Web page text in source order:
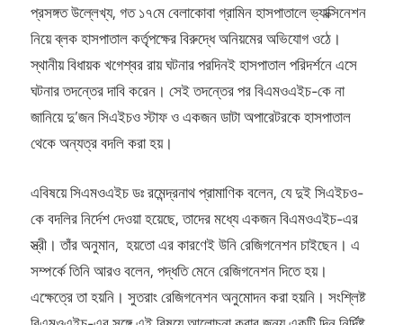
প্রসঙ্গত উল্লেখ্য, গত ১৭মে বেলাকোবা গ্রামিন হাসপাতালে ভ্যাক্সিনেশন
নিয়ে ব্লক হাসপাতাল কর্তৃপক্ষের বিরুদ্ধে অনিয়মের অভিযোগ ওঠে।
স্থানীয় বিধায়ক খগেশ্বর রায় ঘটনার পরদিনই হাসপাতাল পরিদর্শনে এসে
ঘটনার তদন্তের দাবি করেন। সেই তদন্তের পর বিএমওএইচ-কে না
জানিয়ে দু’জন সিএইচও স্টাফ ও একজন ডাটা অপারেটরকে হাসপাতাল
থেকে অন্যত্র বদলি করা হয়।
এবিষয়ে সিএমওএইচ ডঃ রমেন্দ্রনাথ প্রামাণিক বলেন, যে দুই সিএইচও-
কে বদলির নির্দেশ দেওয়া হয়েছে, তাদের মধ্যে একজন বিএমওএইচ-এর
স্ত্রী। তাঁর অনুমান, হয়তো এর কারণেই উনি রেজিগনেশন চাইছেন। এ
সম্পর্কে তিনি আরও বলেন, পদ্ধতি মেনে রেজিগনেশন দিতে হয়।
এক্ষেত্রে তা হয়নি। সুতরাং রেজিগনেশন অনুমোদন করা হয়নি। সংশ্লিষ্ট